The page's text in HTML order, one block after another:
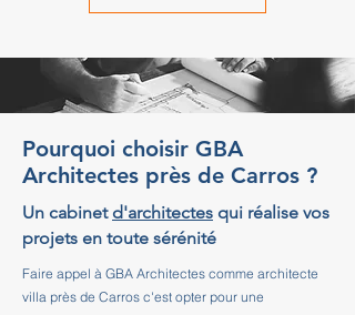
Pourquoi choisir GBA
Architectes près de Carros ?
Un cabinet d'architectes qui réalise vos
projets en toute sérénité
Faire appel à GBA Architectes comme architecte
villa près de Carros c'est opter pour une